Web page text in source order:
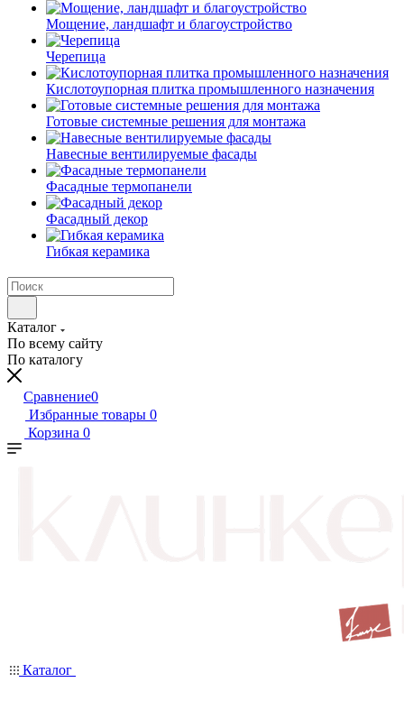
Мощение, ландшафт и благоустройство
Черепица
Кислотоупорная плитка промышленного назначения
Готовые системные решения для монтажа
Навесные вентилируемые фасады
Фасадные термопанели
Фасадный декор
Гибкая керамика
Каталог
По всему сайту
По каталогу
Сравнение0
Избранные товары 0
Корзина 0
Каталог